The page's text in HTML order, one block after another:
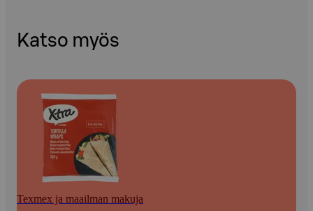
Katso myös
Texmex ja maailman makuja